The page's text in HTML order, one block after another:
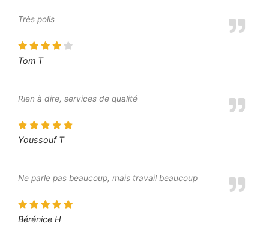
Très polis
Tom T
Rien à dire, services de qualité
Youssouf T
Ne parle pas beaucoup, mais travail beaucoup
Bérénice H